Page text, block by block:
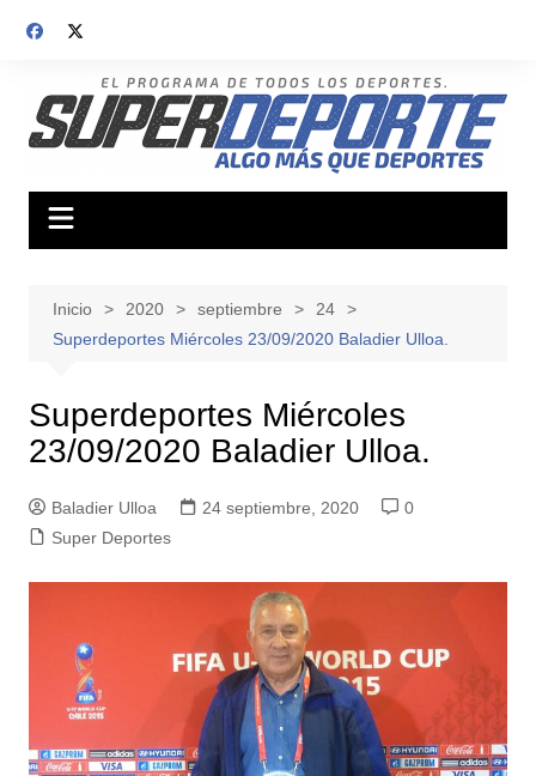
Inicio 2020 septiembre
24
Superdeportes Miércoles 23/09/2020 Baladier Ulloa.
Superdeportes Miércoles
23/09/2020 Baladier Ulloa.
Baladier Ulloa 24 septiembre, 2020
0
Super Deportes